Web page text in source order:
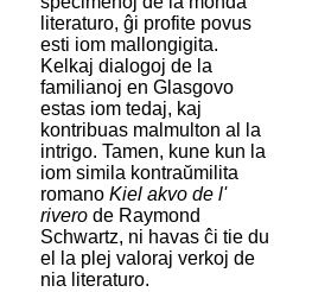
literaturo, ĝi profite povus
esti iom mallongigita.
Kelkaj dialogoj de la
familianoj en Glasgovo
estas iom tedaj, kaj
kontribuas malmulton al la
intrigo. Tamen, kune kun la
iom simila kontraŭmilita
romano Kiel akvo de l'
riverode Raymond
Schwartz, ni havas ĉi tie du
el la plej valoraj verkoj de
nia literaturo.